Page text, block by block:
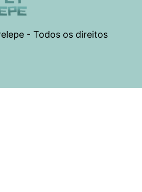
- Todos os direitos